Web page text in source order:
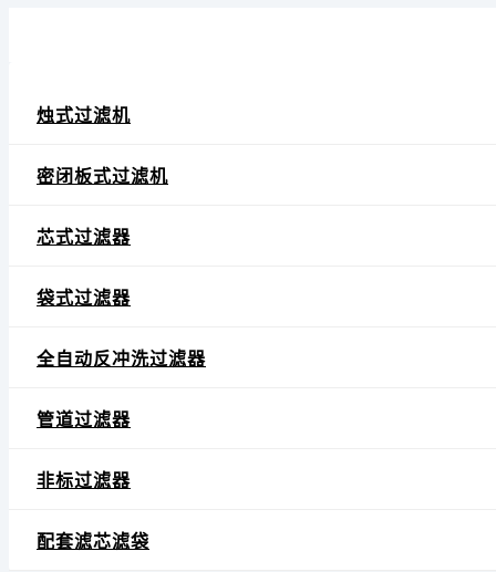
烛式过滤机
密闭板式过滤机
芯式过滤器
袋式过滤器
全自动反冲洗过滤器
管道过滤器
非标过滤器
配套滤芯滤袋